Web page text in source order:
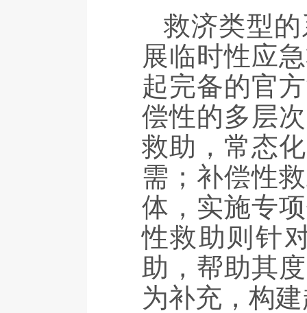
救济类型
展临时性应
起完备的官
偿性的多层
救助，常态
需；补偿性
体，实施专
性救助则针
助，帮助其
为补充，构